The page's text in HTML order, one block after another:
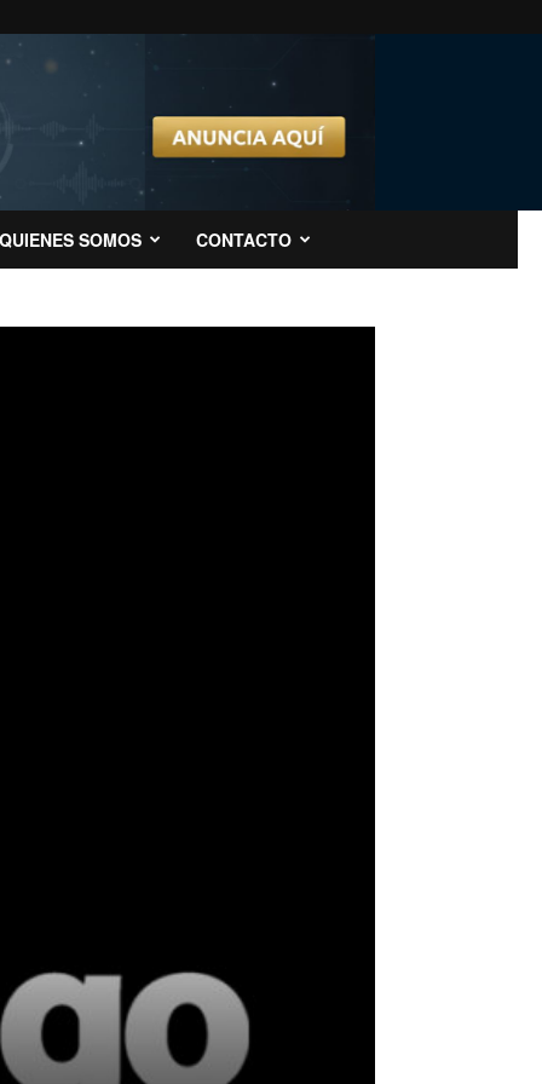
QUIENES SOMOS CONTACTO